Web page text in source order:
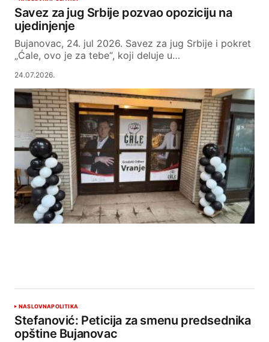
Savez za jug Srbije pozvao opoziciju na
ujedinjenje
Bujanovac, 24. jul 2026. Savez za jug Srbije i pokret
„Ćale, ovo je za tebe“, koji deluje u…
24.07.2026.
NASLOVNAPOLITIKA
Stefanović: Peticija za smenu predsednika
opštine Bujanovac